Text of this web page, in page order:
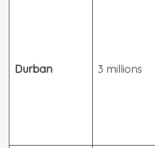
Durban 3 millions